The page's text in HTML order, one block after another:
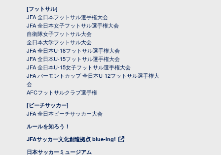
[フットサル]
JFA 全日本フットサル選手権大会
JFA 全日本女子フットサル選手権大会
自衛隊女子フットサル大会
全日本大学フットサル大会
JFA 全日本U-18フットサル選手権大会
JFA 全日本U-15フットサル選手権大会
JFA 全日本U-15女子フットサル選手権大会
JFA バーモントカップ 全日本U-12フットサル選手権大
会
AFCフットサルクラブ選手権
[ビーチサッカー]
JFA 全日本ビーチサッカー大会
ルールを知ろう！
JFAサッカー文化創造拠点 blue-ing!
日本サッカーミュージアム